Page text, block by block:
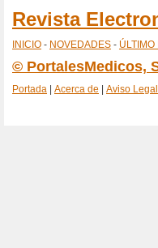
Revista
INICIO - NOVEDADES -
© PortalesMedicos,
Portada Acerca de Aviso Legal